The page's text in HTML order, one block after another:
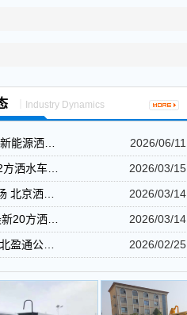
｜Industry Dynamics
能源洒…
2026/06/11
洒水车…
2026/03/15
北京洒…
2026/03/14
20方洒…
2026/03/14
盈通公…
2026/02/25